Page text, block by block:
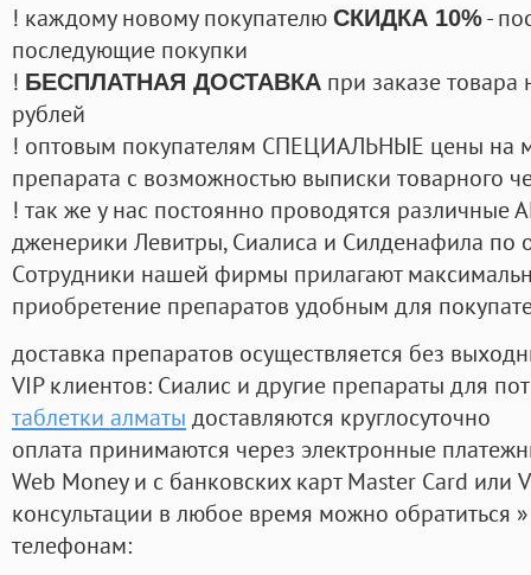
! каждому новому покупателю СКИДКА 10%-
последующие покупки
! БЕСПЛАТНАЯ ДОСТАВКА при заказе
рублей
! оптовым покупателям СПЕЦИАЛЬНЫЕ цены на
препарата с возможностью выписки товарного
! так же у нас постоянно проводятся
дженерики Левитры, Сиалиса и Силденафила по
Cотрудники нашей фирмы прилагают
приобретение препаратов удобным для
доставка препаратов осуществляется без
VIP клиентов: Сиалис и другие препараты для
таблетки алматы доставляются круглосуточно
оплата принимаются через электронные
Web Money и с банковских карт Master Card или
консультации в любое время можно обратиться
телефонам: